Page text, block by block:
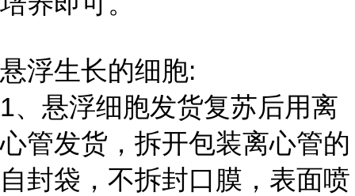
悬浮生长的细胞:
1、悬浮细胞发货复苏后用离
心管发货，拆开包装离心管的
自封袋，不拆封口膜，表面喷